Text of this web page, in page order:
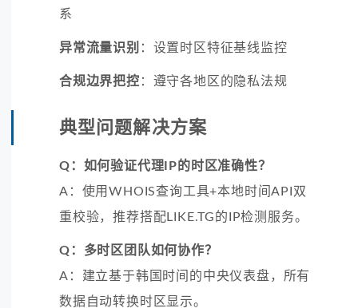
系
异常流量识别 ：设置时区特征基线监控
合规边界把控 ：遵守各地区的隐私法规
典型问题解决方案
Q：如何验证代理IP的时区准确性？
A：使用WHOIS查询工具+本地时间API双
重校验，推荐搭配LIKE.TG的IP检测服务。
Q：多时区团队如何协作？
A：建立基于韩国时间的中央仪表盘，所有
数据自动转换时区显示。